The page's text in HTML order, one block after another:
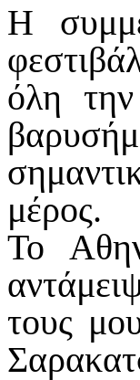
Η
όλη
μέρος.
Το
τους